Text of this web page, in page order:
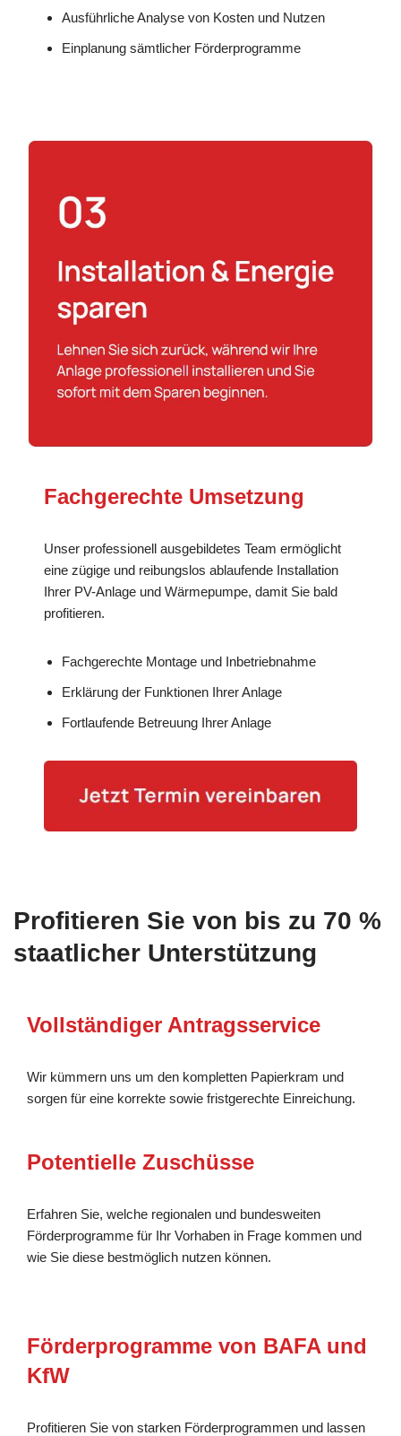
Ausführliche Analyse von Kosten und Nutzen
Einplanung sämtlicher Förderprogramme
Fachgerechte Umsetzung
Unser professionell ausgebildetes Team ermöglicht
eine zügige und reibungslos ablaufende Installation
Ihrer PV-Anlage und Wärmepumpe, damit Sie bald
profitieren.
Fachgerechte Montage und Inbetriebnahme
Erklärung der Funktionen Ihrer Anlage
Fortlaufende Betreuung Ihrer Anlage
Profitieren Sie von bis zu 70 %
staatlicher Unterstützung
Vollständiger Antragsservice
Wir kümmern uns um den kompletten Papierkram und
sorgen für eine korrekte sowie fristgerechte Einreichung.
Potentielle Zuschüsse
Erfahren Sie, welche regionalen und bundesweiten
Förderprogramme für Ihr Vorhaben in Frage kommen und
wie Sie diese bestmöglich nutzen können.
Förderprogramme von BAFA und
KfW
Profitieren Sie von starken Förderprogrammen und lassen